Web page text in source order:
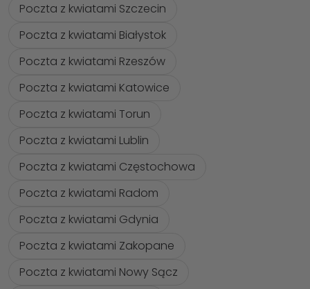
Poczta z kwiatami Szczecin
Poczta z kwiatami Białystok
Poczta z kwiatami Rzeszów
Poczta z kwiatami Katowice
Poczta z kwiatami Torun
Poczta z kwiatami Lublin
Poczta z kwiatami Częstochowa
Poczta z kwiatami Radom
Poczta z kwiatami Gdynia
Poczta z kwiatami Zakopane
Poczta z kwiatami Nowy Sącz